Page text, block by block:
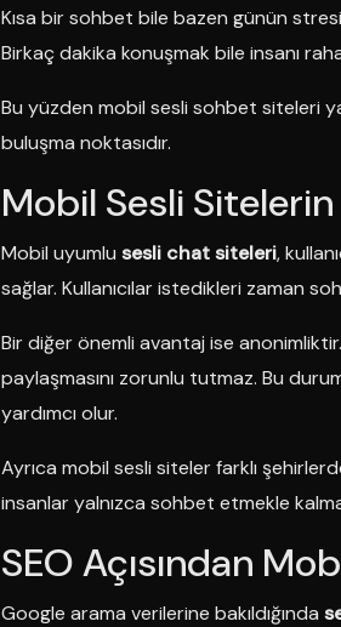
Kısa bir sohbet bile bazen günün
Birkaç dakika konuşmak bile insanı
Bu yüzden mobil sesli sohbet siteleri
buluşma noktasıdır.
Mobil Sesli
Mobil uyumlu sesli chat siteleri,
sağlar. Kullanıcılar istedikleri zaman
Bir diğer önemli avantaj ise
paylaşmasını zorunlu tutmaz. Bu
yardımcı olur.
Ayrıca mobil sesli siteler farklı
insanlar yalnızca sohbet etmekle
SEO Açısından
Google arama verilerine bakıldığında